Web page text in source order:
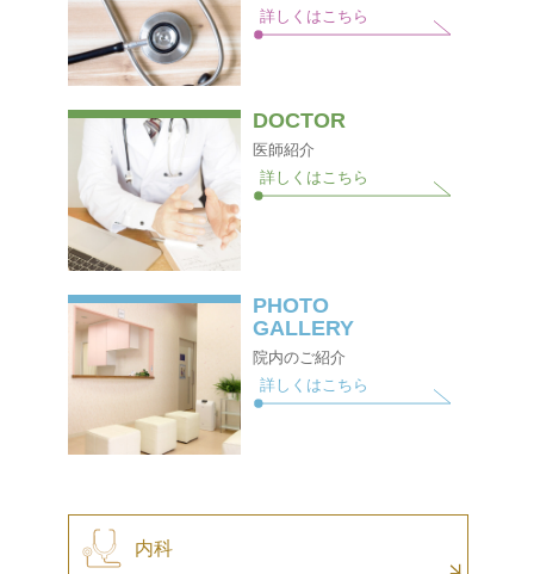
詳しくはこちら
DOCTOR
医師紹介
詳しくはこちら
PHOTO
GALLERY
院内のご紹介
詳しくはこちら
内科